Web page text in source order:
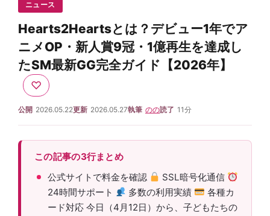
ニュース
Hearts2Heartsとは？デビュー1年でア
ニメOP・新人賞9冠・1億再生を達成し
たSM最新GG完全ガイド【2026年】
♡
公開 2026.05.22更新 2026.05.27執筆 のの読了 11分
この記事の3行まとめ
公式サイトで料金を確認
SSL暗号化通信
24時間サポート
多数の利用実績
各種カ
ード対応 今日（4月12日）から、子どもたちの